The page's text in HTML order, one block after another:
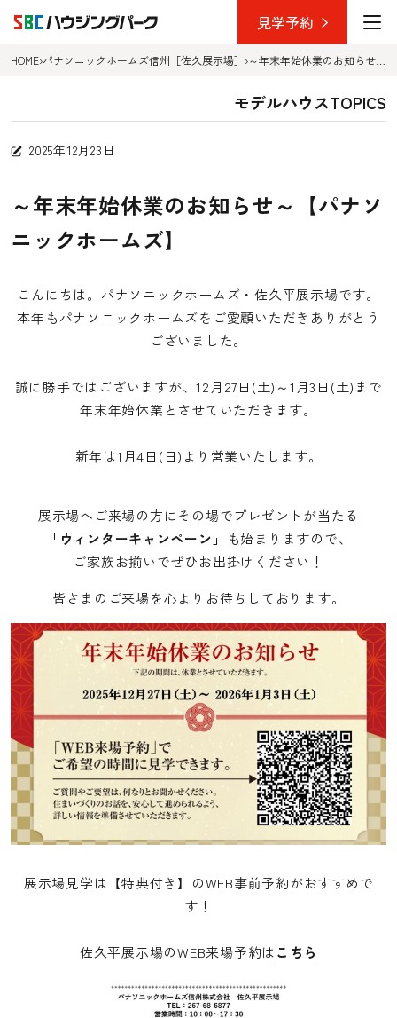
上田ハウジングパーク
佐久平ハウジングパーク
デザインから選ぶ
長野中央ハウジングパーク
佐久平ハウジングパーク
イベント&NEWS
長野中央ハウジングパーク
家づくりお役立ちコラム
見学予約
HOME›パナソニックホームズ信州［佐久展示場］ ›
モデルハウスTOPICS
2025年12月23日
～年末年始休業のお知らせ～【パナソ
ニックホームズ】
こんにちは。パナソニックホームズ・佐久平展示場です。
本年もパナソニックホームズをご愛顧いただきありがとう
ございました。
誠に勝手ではございますが、12月27日(土)～1月3日(土)まで
年末年始休業とさせていただきます。
新年は1月4日(日)より営業いたします。
展示場へご来場の方にその場でプレゼントが当たる
「ウィンターキャンペーン」
も始まりますので、
ご家族お揃いでぜひお出掛けください！
皆さまのご来場を心よりお待ちしております。
展示場見学は【特典付き】のWEB事前予約がおすすめで
す！
佐久平展示場のWEB来場予約はこちら